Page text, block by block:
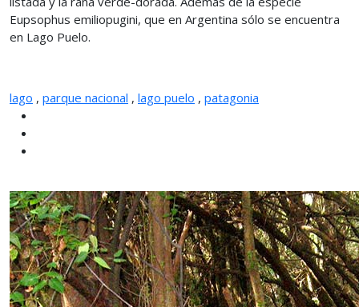
Eupsophus emiliopugini, que en Argentina sólo se encuentra
en Lago Puelo.
lago , parque nacional , lago puelo , patagonia